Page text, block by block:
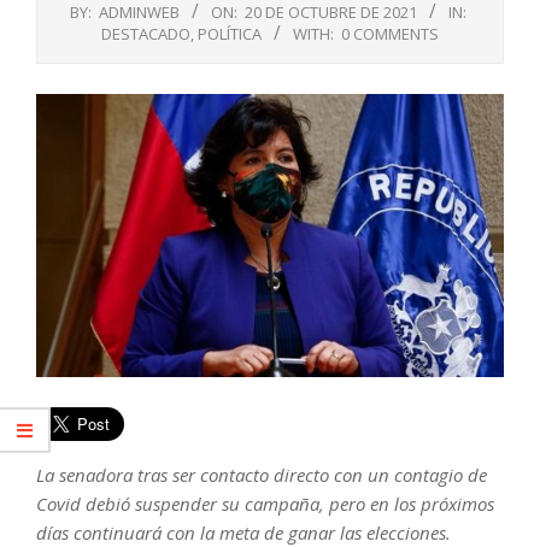
BY: ADMINWEB ON: 20 DE OCTUBRE DE 2021
IN:
DESTACADO, POLÍTICA WITH: 0 COMMENTS
La senadora tras ser contacto directo con un contagio de
Covid debió suspender su campaña, pero en los próximos
días continuará con la meta de ganar las elecciones.